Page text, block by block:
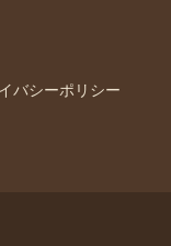
バシーポリシー